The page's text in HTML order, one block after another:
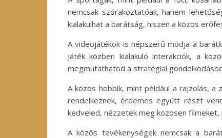
nemcsak szórakoztatóak, hanem
kialakulhat a barátság, hiszen a közös
A videojátékok is népszerű módja a
játék közben kialakuló interakciók, a
megmutathatod a stratégiai
A közös hobbik, mint például a rajzolás,
rendelkeznek, érdemes együtt részt
kedveled, nézzetek meg közösen
A közös tevékenységek nemcsak a